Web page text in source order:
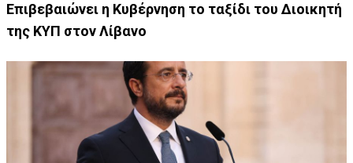
Επιβεβαιώνει η Κυβέρνηση το ταξίδι του Διοικητή
της ΚΥΠ στον Λίβανο